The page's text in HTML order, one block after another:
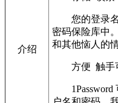
介绍
您的登录名
密码保险库中
和其他恼人的情
方便 触手
1Password